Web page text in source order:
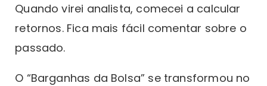
Quando virei analista, comecei a calcular
retornos. Fica mais fácil comentar sobre o
passado.
O “Barganhas da Bolsa” se transformou no